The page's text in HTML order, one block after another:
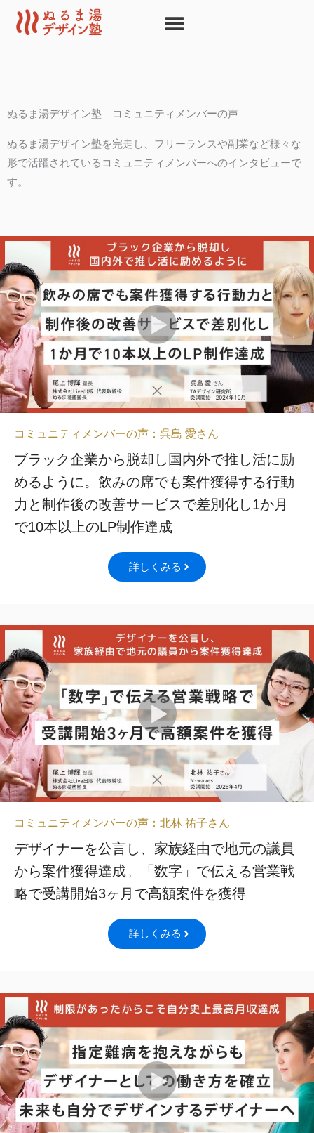
プ
ぬるま湯デザイン塾｜コミュニティメンバーの声
ぬるま湯デザイン塾を完走し、フリーランスや副業など様々な
形で活躍されているコミュニティメンバーへのインタビューで
す。
コミュニティメンバーの声：呉島 愛さん
ブラック企業から脱却し国内外で推し活に励
めるように。飲みの席でも案件獲得する行動
力と制作後の改善サービスで差別化し1か月
で10本以上のLP制作達成
詳しくみる
コミュニティメンバーの声：北林 祐子さん
デザイナーを公言し、家族経由で地元の議員
から案件獲得達成。「数字」で伝える営業戦
略で受講開始3ヶ月で高額案件を獲得
詳しくみる
ペ
ー
ジ
ペ
ー
ジ
ペ
ー
ジ